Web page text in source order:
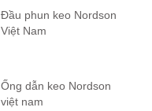
Đầu phun keo Nordson
Việt Nam
Ống dẫn keo Nordson
việt nam